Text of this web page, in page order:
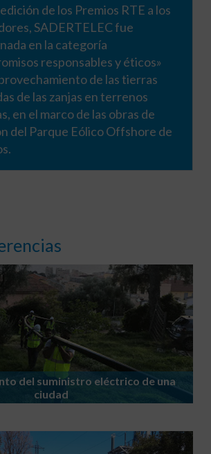
edición de los Premios RTE a los
SADERTELEC fue
en la categoría
responsables y éticos»
de las tierras
de las zanjas en terrenos
en el marco de las obras de
del Parque Eólico Offshore de
del suministro eléctrico de una
ciudad